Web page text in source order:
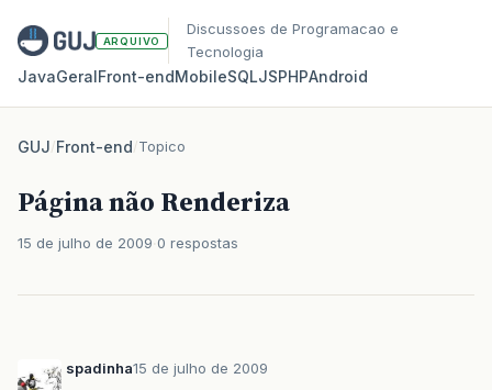
ARQUIVO
Discussoes de Programacao e
Tecnologia
JavaGeralFront‑endMobileSQLJSPHPAndroid
GUJ/Front-end/Topico
Página não Renderiza
15 de julho de 2009 0 respostas
spadinha15 de julho de 2009